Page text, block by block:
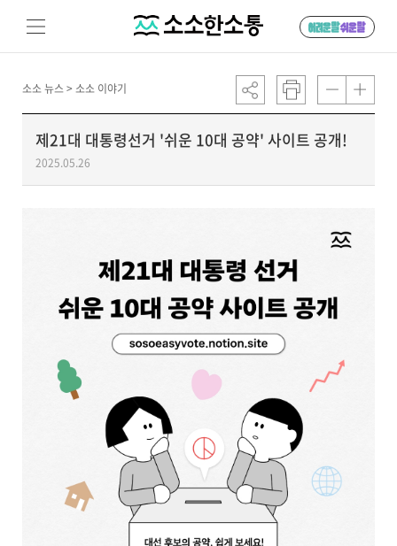
소소 뉴스 > 소소 이야기
제21대 대통령선거 '쉬운 10대 공약' 사이트 공개!
2025.05.26